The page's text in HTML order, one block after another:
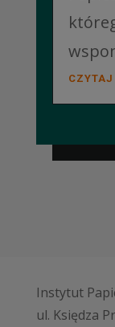
CZYTAJ
Instytut
ul. Księdza